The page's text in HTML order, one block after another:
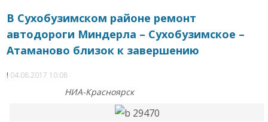
В Сухобузимском районе ремонт
автодороги Миндерла – Сухобузимское –
Атаманово близок к завершению
04.08.2017 10:08
НИА-Красноярск